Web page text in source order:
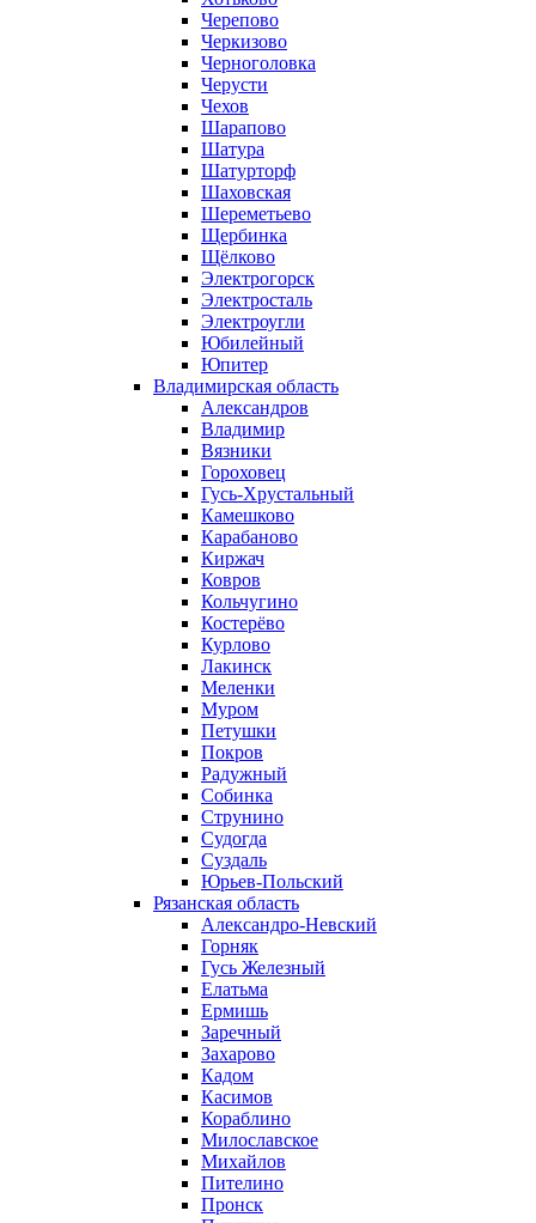
Черепово
Черкизово
Черноголовка
Черусти
Чехов
Шарапово
Шатура
Шатурторф
Шаховская
Шереметьево
Щербинка
Щёлково
Электрогорск
Электросталь
Электроугли
Юбилейный
Юпитер
Владимирская область
Александров
Владимир
Вязники
Гороховец
Гусь-Хрустальный
Камешково
Карабаново
Киржач
Ковров
Кольчугино
Костерёво
Курлово
Лакинск
Меленки
Муром
Петушки
Покров
Радужный
Собинка
Струнино
Судогда
Суздаль
Юрьев-Польский
Рязанская область
Александро-Невский
Горняк
Гусь Железный
Елатьма
Ермишь
Заречный
Захарово
Кадом
Касимов
Кораблино
Милославское
Михайлов
Пителино
Пронск